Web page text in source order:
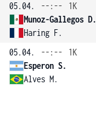
05.04.
--:--
1K
Munoz-Gallegos D.
Haring F.
05.04. --:--
1K
Esperon S.
Alves M.